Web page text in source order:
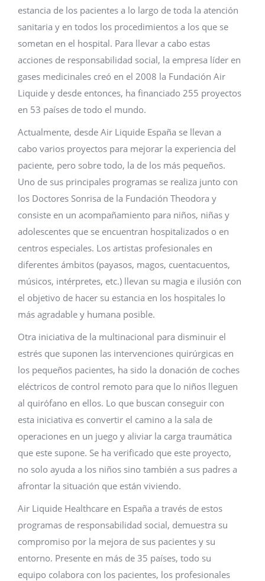
estancia de los pacientes a lo largo de toda la atención
sanitaria y en todos los procedimientos a los que se
sometan en el hospital. Para llevar a cabo estas
acciones de responsabilidad social, la empresa líder en
gases medicinales creó en el 2008 la Fundación Air
Liquide y desde entonces, ha financiado 255 proyectos
en 53 países de todo el mundo.
Actualmente, desde Air Liquide España se llevan a
cabo varios proyectos para mejorar la experiencia del
paciente, pero sobre todo, la de los más pequeños.
Uno de sus principales programas se realiza junto con
los Doctores Sonrisa de la Fundación Theodora y
consiste en un acompañamiento para niños, niñas y
adolescentes que se encuentran hospitalizados o en
centros especiales. Los artistas profesionales en
diferentes ámbitos (payasos, magos, cuentacuentos,
músicos, intérpretes, etc.) llevan su magia e ilusión con
el objetivo de hacer su estancia en los hospitales lo
más agradable y humana posible.
Otra iniciativa de la multinacional para disminuir el
estrés que suponen las intervenciones quirúrgicas en
los pequeños pacientes, ha sido la donación de coches
eléctricos de control remoto para que lo niños lleguen
al quirófano en ellos. Lo que buscan conseguir con
esta iniciativa es convertir el camino a la sala de
operaciones en un juego y aliviar la carga traumática
que este supone. Se ha verificado que este proyecto,
no solo ayuda a los niños sino también a sus padres a
afrontar la situación que están viviendo.
Air Liquide Healthcare en España a través de estos
programas de responsabilidad social, demuestra su
compromiso por la mejora de sus pacientes y su
entorno. Presente en más de 35 países, todo su
equipo colabora con los pacientes, los profesionales